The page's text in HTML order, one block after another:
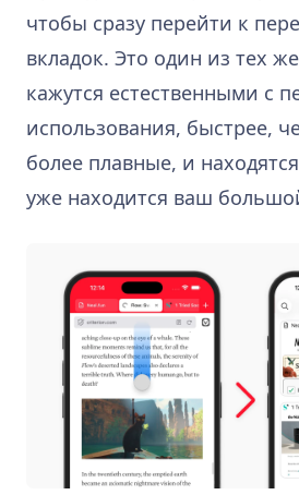
чтобы сразу перейти к
вкладок. Это один из тех
кажутся естественными с
использования, быстрее,
более плавные, и
уже находится ваш